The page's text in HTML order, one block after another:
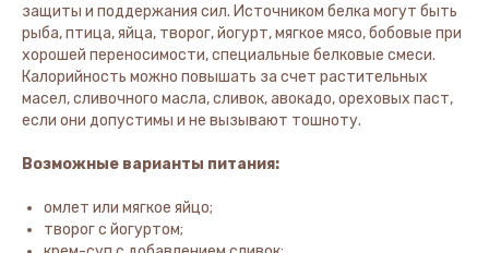
защиты и поддержания сил. Источником белка могут быть
рыба, птица, яйца, творог, йогурт, мягкое мясо, бобовые при
хорошей переносимости, специальные белковые смеси.
Калорийность можно повышать за счет растительных
масел, сливочного масла, сливок, авокадо, ореховых паст,
если они допустимы и не вызывают тошноту.
Возможные варианты питания:
омлет или мягкое яйцо;
творог с йогуртом;